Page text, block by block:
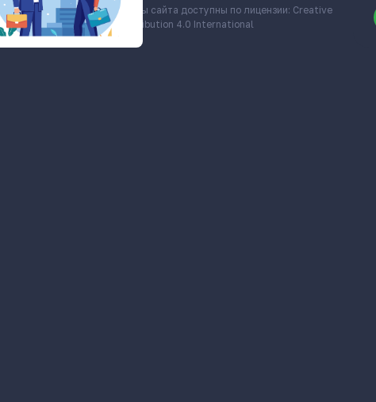
Все материалы сайта доступны по лицензии: Creative
Commons Attribution 4.0 International